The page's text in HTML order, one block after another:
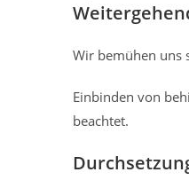
Wir bemühen uns
Einbinden von
beachtet.